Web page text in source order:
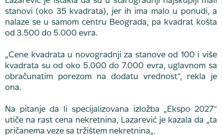
stanovi (oko 35 kvadrata), jer ih ima malo u ponudi, a
nalaze se u samom centru Beograda, pa kvadrat košta
od 3.500 do 5.000 evra.
„Cene kvadrata u novogradnji za stanove od 100 i više
kvadrata su od oko 5.000 do 7.000 evra, uglavnom sa
obračunatim porezom na dodatu vrednost“, rekla je
ona.
Na pitanje da li specijalizovana izložba „Ekspo 2027“
utiče na rast cena nekretnina, Lazarević je kazala da „ta
pričanema veze sa tržištem nekretnina„.